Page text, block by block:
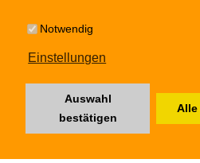
Notwendig
Einstellungen
Auswahl
bestätigen
Alle
* Alle Preise inkl. gesetzl.
ÜBER UNS Kontakt Datenschutz